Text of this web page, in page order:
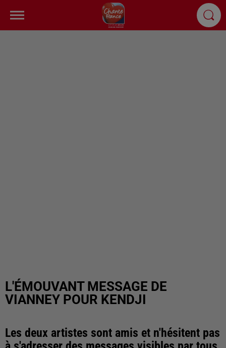
L'ÉMOUVANT MESSAGE DE
VIANNEY POUR KENDJI
Les deux artistes sont amis et n'hésitent pas